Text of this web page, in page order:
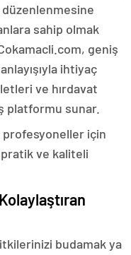
sahip olmak
geniş
ihtiyaç
ve hırdavat
platformu sunar.
profesyoneller için
pratik ve kaliteli
budamak ya